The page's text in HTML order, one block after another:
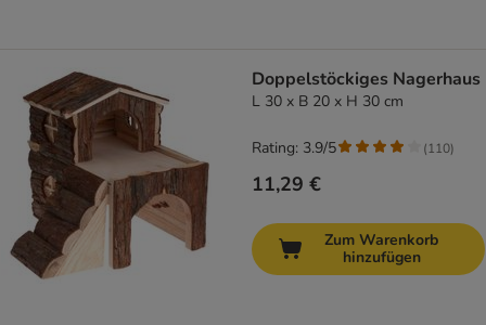
Doppelstöckiges Nagerhaus
L 30 x B 20 x H 30 cm
11,29 €
Rating: 3.9/5 (110)
Zum Warenkorb
hinzufügen